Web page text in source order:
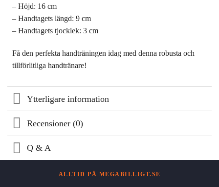
– Höjd: 16 cm
– Handtagets längd: 9 cm
– Handtagets tjocklek: 3 cm
Få den perfekta handträningen idag med denna robusta och
tillförlitliga handtränare!
Ytterligare information
Recensioner (0)
Q & A
ALLTID PÅ MEGABILLIGT.SE